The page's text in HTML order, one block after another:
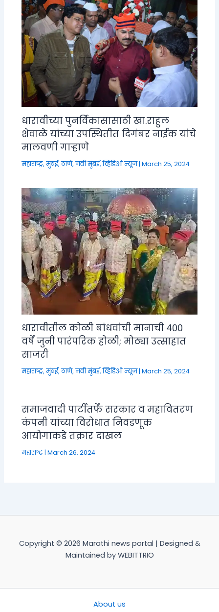
धारावीच्या पुनर्विकासासाठी खा.राहुल
शेवाळे यांच्या उपस्थितीत दिगंबर नाईक यांचे
मालवणी गाऱ्हाणे
महाराष्ट्र,मुंबई, ठाणे, नवी मुंबई,व्हिडिओ न्यूज|March 25, 2024
धारावीतील कोळी बांधवांची मानाची ४००
वर्षे जुनी पारंपरिक होळी; मोठ्या उत्साहात
साजरी
महाराष्ट्र,मुंबई, ठाणे, नवी मुंबई,व्हिडिओ न्यूज|March 25, 2024
समाजवादी पार्टीतर्फे सरकार व महावितरण
कंपनी यांच्या विरोधात निवडणूक
आयोगाकडे तक्रार दाखल
महाराष्ट्र|March 26, 2024
Copyright © 2026 Marathi news portal | Designed &
Maintained by WEBITTRIO
About us